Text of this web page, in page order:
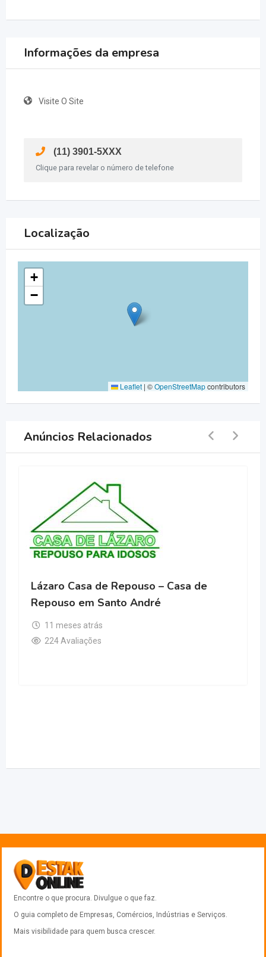
Informações da empresa
Visite O Site
(11) 3901-5XXX
Clique para revelar o número de telefone
Localização
+
−
Leaflet | ©OpenStreetMapcontributors
Anúncios Relacionados
Lázaro Casa de Repouso – Casa de
Repouso em Santo André
11 meses atrás
224 Avaliações
Encontre o que procura. Divulgue o que faz.
O guia completo de Empresas, Comércios, Indústrias e Serviços.
Mais visibilidade para quem busca crescer.